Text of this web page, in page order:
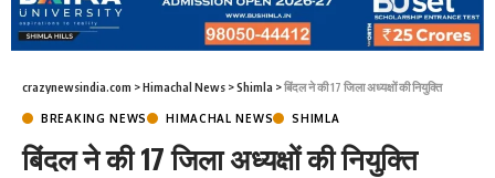
crazynewsindia.com >Himachal News >Shimla >बिंदल ने की 17 जिला अध्यक्षों की नियुक्ति
BREAKING NEWS HIMACHAL NEWS SHIMLA
बिंदल ने की 17 जिला अध्यक्षों की नियुक्ति